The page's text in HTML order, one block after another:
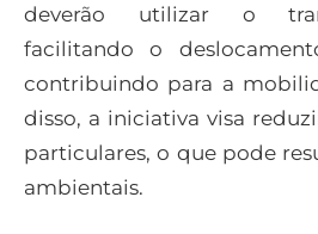
deverão utilizar o
facilitando o
contribuindo para a
disso, a iniciativa visa
particulares, o que pode
ambientais.